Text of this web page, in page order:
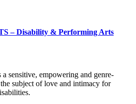
– Disability & Performing Arts
sensitive, empowering and genre-
subject of love and intimacy for